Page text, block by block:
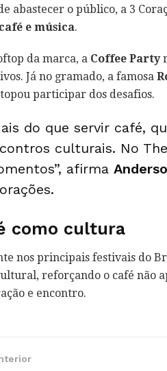
abastecer o público, a 3
café e música.
da marca, a Coffee Party
Já no gramado, a famosa
participar dos desafios.
do que servir café,
culturais. No
afirma
como cultura
nos principais festivais do
reforçando o café não
e encontro.